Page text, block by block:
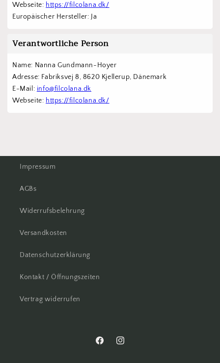
Webseite: https://filcolana.dk/
Europäischer Hersteller: Ja
Verantwortliche Person
Name: Nanna Gundmann-Hoyer
Adresse: Fabriksvej 8, 8620 Kjellerup, Dänemark
E-Mail: info@filcolana.dk
Webseite: https://filcolana.dk/
Impressum
AGBs
Widerrufsbelehrung
Versandkosten
Datenschutzerklärung
Kontakt / Öffnungszeiten
Vertrag widerrufen
FacebookInstagram